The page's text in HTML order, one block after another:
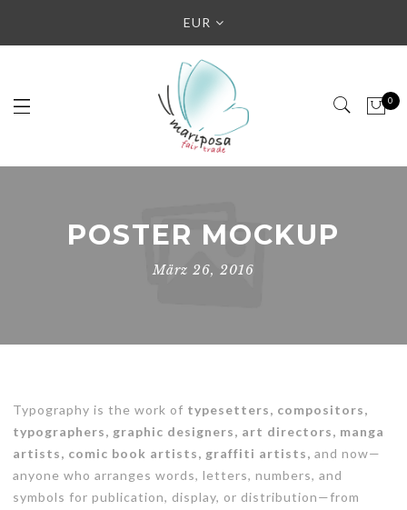
EUR
0
POSTER MOCKUP
März 26, 2016
Typography is the work of typesetters, compositors,
typographers, graphic designers, art directors, manga
artists, comic book artists, graffiti artists, and now—
anyone who arranges words, letters, numbers, and
symbols for publication, display, or distribution—from